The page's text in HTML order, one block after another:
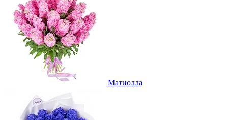
Матиолла